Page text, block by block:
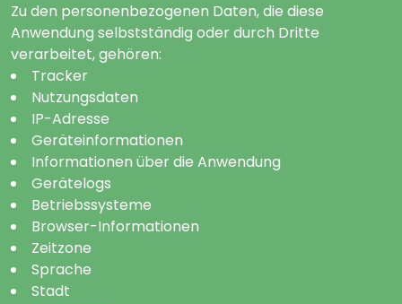
Zu den personenbezogenen Daten, die diese
Anwendung selbstständig oder durch Dritte
verarbeitet, gehören:
Tracker
Nutzungsdaten
IP-Adresse
Geräteinformationen
Informationen über die Anwendung
Gerätelogs
Betriebssysteme
Browser-Informationen
Zeitzone
Sprache
Stadt